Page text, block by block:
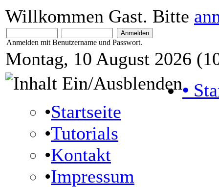
Willkommen Gast. Bitte
Anmelden mit Benutzername und Passwort.
Montag, 10 August 2026
•
•Startseite
•Tutorials
•Kontakt
•Impressum